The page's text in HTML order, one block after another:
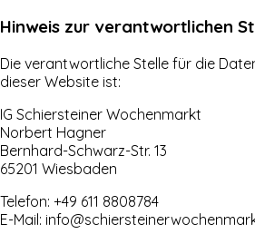
Hinweis zur verantwortlichen
Die verantwortliche Stelle für die
dieser Website ist:
IG Schiersteiner Wochenmarkt
Norbert Hagner
Bernhard-Schwarz-Str. 13
65201 Wiesbaden
Telefon: +49 611 8808784
E-Mail: